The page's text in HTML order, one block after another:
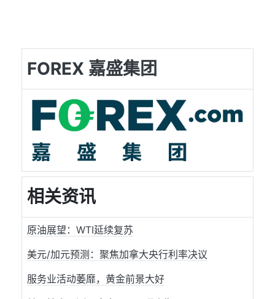
FOREX 嘉盛集团
相关资讯
原油展望：WTI延续复苏
美元/加元预测：聚焦加拿大央行利率决议
服务业活动萎靡，黄金前景大好